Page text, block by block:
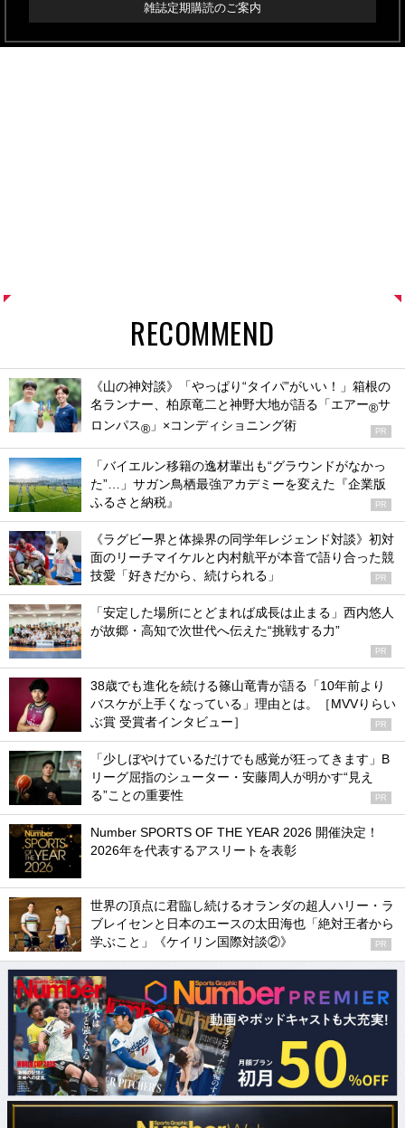
雑誌定期購読のご案内
RECOMMEND
《山の神対談》「やっぱり“タイパ”がいい！」箱根の
名ランナー、柏原竜二と神野大地が語る「エアー®サ
ロンパス® 」×コンディショニング術 PR
「バイエルン移籍の逸材輩出も“グラウンドがなかっ
た”…」サガン鳥栖最強アカデミーを変えた『企業版
ふるさと納税』
PR
《ラグビー界と体操界の同学年レジェンド対談》初対
面のリーチマイケルと内村航平が本音で語り合った競
技愛「好きだから、続けられる」
PR
「安定した場所にとどまれば成長は止まる」西内悠人
が故郷・高知で次世代へ伝えた“挑戦する力”
PR
38歳でも進化を続ける篠山竜青が語る「10年前より
バスケが上手くなっている」理由とは。［MVVりらい
ぶ賞 受賞者インタビュー］
PR
「少しぼやけているだけでも感覚が狂ってきます」B
リーグ屈指のシューター・安藤周人が明かす“見え
る”ことの重要性
PR
Number SPORTS OF THE YEAR 2026 開催決定！
2026年を代表するアスリートを表彰
世界の頂点に君臨し続けるオランダの超人ハリー・ラ
ブレイセンと日本のエースの太田海也「絶対王者から
学ぶこと」《ケイリン国際対談②》
PR